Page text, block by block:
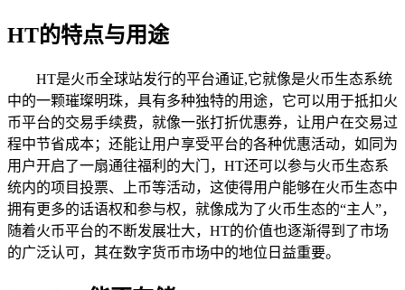
HT的特点与用途
HT是火币全球站发行的平台通证,它就像是火币生态系统
中的一颗璀璨明珠，具有多种独特的用途，它可以用于抵扣火
币平台的交易手续费，就像一张打折优惠券，让用户在交易过
程中节省成本；还能让用户享受平台的各种优惠活动，如同为
用户开启了一扇通往福利的大门，HT还可以参与火币生态系
统内的项目投票、上币等活动，这使得用户能够在火币生态中
拥有更多的话语权和参与权，就像成为了火币生态的“主人”，
随着火币平台的不断发展壮大，HT的价值也逐渐得到了市场
的广泛认可，其在数字货币市场中的地位日益重要。